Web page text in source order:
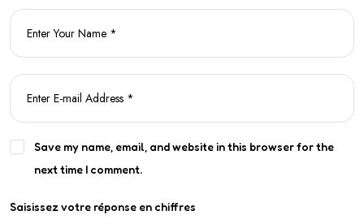
Save my name, email, and website in this browser for the
next time I comment.
Saisissez votre réponse en chiffres